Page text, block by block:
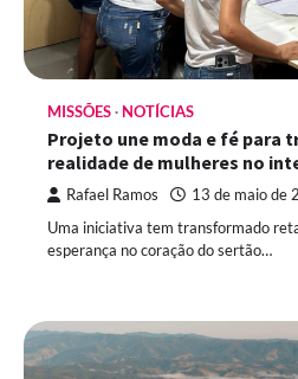
MISSÕES NOTÍCIAS
Projeto une moda e fé para
realidade de mulheres no
Rafael Ramos 13 de maio de
Uma iniciativa tem transformado
esperança no coração do sertão…